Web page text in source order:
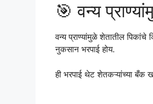
🎯 वन्य
वन्य प्राण्यांमुळे शेतातील
नुकसान भरपाई होय.
ही भरपाई थेट शेतकऱ्यांच्या